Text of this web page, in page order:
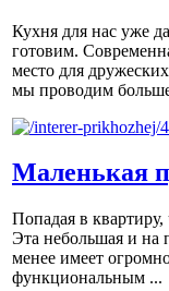
Кухня для нас уже
готовим.
место для
мы проводим
Маленькая
Попадая в
Эта небольшая и на
менее имеет
функциональным ...